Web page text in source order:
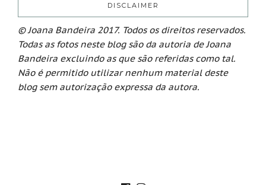
DISCLAIMER
© Joana Bandeira 2017. Todos os direitos reservados.
Todas as fotos neste blog são da autoria de Joana
Bandeira excluindo as que são referidas como tal.
Não é permitido utilizar nenhum material deste
blog sem autorização expressa da autora.